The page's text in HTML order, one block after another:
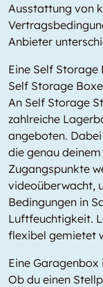
Ausstattung von
Anbieter
Eine Self Storage
Self Storage
An Self Storage
zahlreiche
angeboten.
die genau
Zugangspunkte
videoüberwacht,
Bedingungen in
Luftfeuchtigkeit.
flexibel gemietet
Eine Garagenbox
Ob du einen